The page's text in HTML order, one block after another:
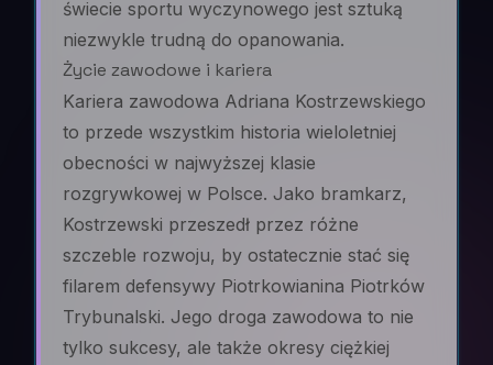
świecie sportu wyczynowego jest sztuką
niezwykle trudną do opanowania.
Życie zawodowe i kariera
Kariera zawodowa Adriana Kostrzewskiego
to przede wszystkim historia wieloletniej
obecności w najwyższej klasie
rozgrywkowej w Polsce. Jako bramkarz,
Kostrzewski przeszedł przez różne
szczeble rozwoju, by ostatecznie stać się
filarem defensywy Piotrkowianina Piotrków
Trybunalski. Jego droga zawodowa to nie
tylko sukcesy, ale także okresy ciężkiej